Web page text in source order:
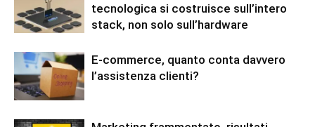
tecnologica si costruisce sull’intero
stack, non solo sull’hardware
E-commerce, quanto conta davvero
l’assistenza clienti?